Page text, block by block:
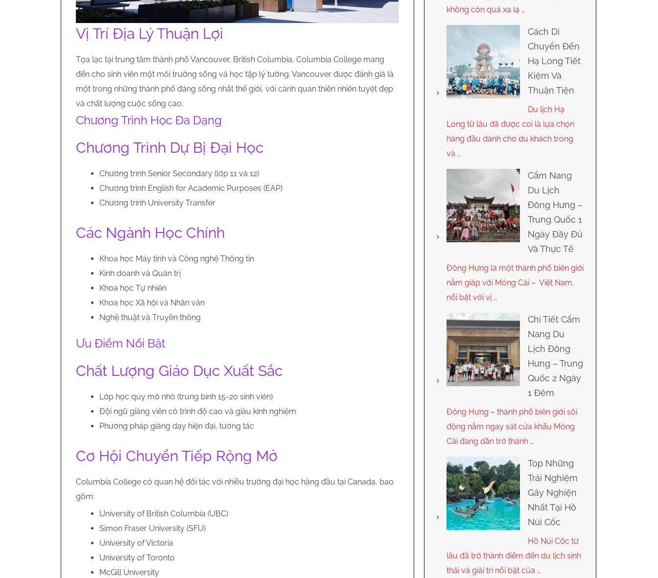
Vị Trí Địa Lý Thuận Lợi
Tọa lạc tại trung tâm thành phố Vancouver, British Columbia, Columbia College mang
đến cho sinh viên một môi trường sống và học tập lý tưởng. Vancouver được đánh giá là
một trong những thành phố đáng sống nhất thế giới, với cảnh quan thiên nhiên tuyệt đẹp
và chất lượng cuộc sống cao.
Chương Trình Học Đa Dạng
Chương Trình Dự Bị Đại Học
Chương trình Senior Secondary (lớp 11 và 12)
Chương trình English for Academic Purposes (EAP)
Chương trình University Transfer
Các Ngành Học Chính
Khoa học Máy tính và Công nghệ Thông tin
Kinh doanh và Quản trị
Khoa học Tự nhiên
Khoa học Xã hội và Nhân văn
Nghệ thuật và Truyền thông
Ưu Điểm Nổi Bật
Chất Lượng Giáo Dục Xuất Sắc
Lớp học quy mô nhỏ (trung bình 15-20 sinh viên)
Đội ngũ giảng viên có trình độ cao và giàu kinh nghiệm
Phương pháp giảng dạy hiện đại, tương tác
Cơ Hội Chuyển Tiếp Rộng Mở
Columbia College có quan hệ đối tác với nhiều trường đại học hàng đầu tại Canada, bao
gồm:
University of British Columbia (UBC)
Simon Fraser University (SFU)
University of Victoria
University of Toronto
McGill University
không còn quá xa lạ …
Cách Di
Chuyển Đến
Hạ Long Tiết
Kiệm Và
Thuận Tiện
Du lịch Hạ
Long từ lâu đã được coi là lựa chọn
hàng đầu dành cho du khách trong
và …
Cẩm Nang
Du Lịch
Đông Hưng –
Trung Quốc 1
Ngày Đầy Đủ
Và Thực Tế
Đông Hưng là một thành phố biên giới
nằm giáp với Móng Cái – Việt Nam,
nổi bật với vị …
Chi Tiết Cẩm
Nang Du
Lịch Đông
Hưng – Trung
Quốc 2 Ngày
1 Đêm
Đông Hưng – thành phố biên giới sôi
động nằm ngay sát cửa khẩu Móng
Cái đang dần trở thành …
Top Những
Trải Nghiệm
Gây Nghiện
Nhất Tại Hồ
Núi Cốc
Hồ Núi Cốc từ
lâu đã trở thành điểm đến du lịch sinh
thái và giải trí nổi bật của …